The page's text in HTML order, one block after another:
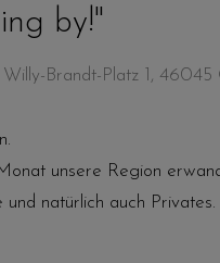
by!"
Brandt-Platz 1, 46045
unsere Region
natürlich auch Privates.